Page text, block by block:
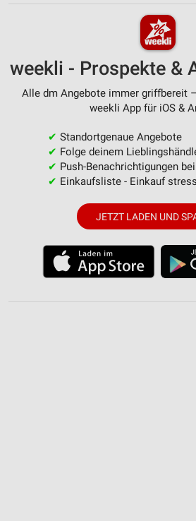
weekli - Prospekte &
Alle dm Angebote immer griffbereit
weekli App für iOS &
✔ Standortgenaue Angebote
✔ Folge deinem
✔ Push-Benachrichtigungen
✔ Einkaufsliste - Einkauf
JETZT LADEN UND